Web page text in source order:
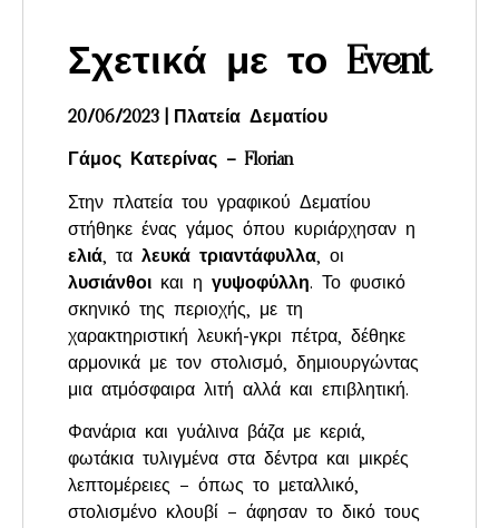
Σχετικά με το Event
20/06/2023 | Πλατεία Δεματίου
Γάμος Κατερίνας – Florian
Στην πλατεία του γραφικού Δεματίου
στήθηκε ένας γάμος όπου κυριάρχησαν η
ελιά, τα λευκά τριαντάφυλλα, οι
λυσιάνθοι και η γυψοφύλλη. Το φυσικό
σκηνικό της περιοχής, με τη
χαρακτηριστική λευκή-γκρι πέτρα, δέθηκε
αρμονικά με τον στολισμό, δημιουργώντας
μια ατμόσφαιρα λιτή αλλά και επιβλητική.
Φανάρια και γυάλινα βάζα με κεριά,
φωτάκια τυλιγμένα στα δέντρα και μικρές
λεπτομέρειες – όπως το μεταλλικό,
στολισμένο κλουβί – άφησαν το δικό τους